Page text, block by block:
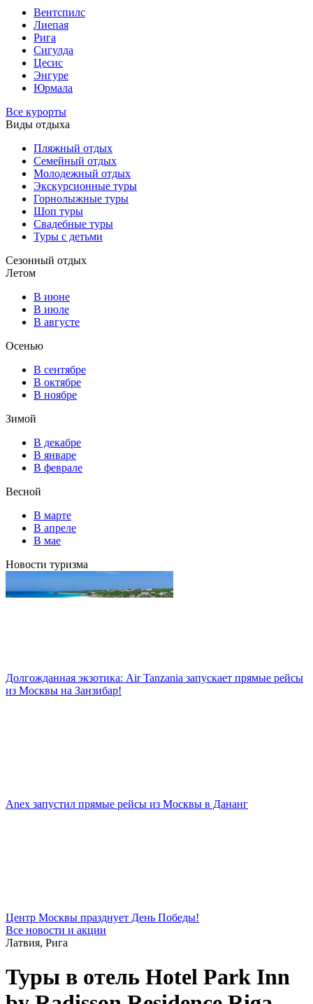
Вентспилс
Лиепая
Рига
Сигулда
Цесис
Энгуре
Юрмала
Все курорты
Виды отдыха
Пляжный отдых
Семейный отдых
Молодежный отдых
Экскурсионные туры
Горнолыжные туры
Шоп туры
Свадебные туры
Туры с детьми
Сезонный отдых
Летом
В июне
В июле
В августе
Осенью
В сентябре
В октябре
В ноябре
Зимой
В декабре
В январе
В феврале
Весной
В марте
В апреле
В мае
Новости туризма
Долгожданная экзотика: Air Tanzania запускает прямые рейсы
из Москвы на Занзибар!
Anex запустил прямые рейсы из Москвы в Дананг
Центр Москвы празднует День Победы!
Все новости и акции
Латвия, Рига
Туры в отель Hotel Park Inn